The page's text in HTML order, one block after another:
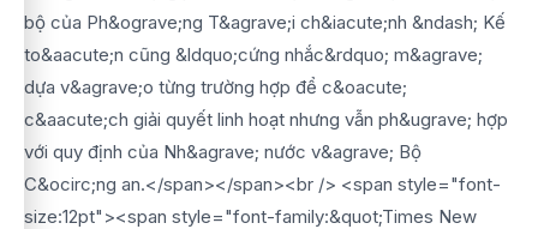
bộ của Ph&ograve;ng T&agrave;i ch&iacute;nh &ndash; Kế
to&aacute;n cũng &ldquo;cứng nhắc&rdquo; m&agrave;
dựa v&agrave;o từng trường hợp để c&oacute;
c&aacute;ch giải quyết linh hoạt nhưng vẫn ph&ugrave; hợp
với quy định của Nh&agrave; nước v&agrave; Bộ
C&ocirc;ng an.</span></span><br /> <span style="font-
size:12pt"><span style="font-family:&quot;Times New